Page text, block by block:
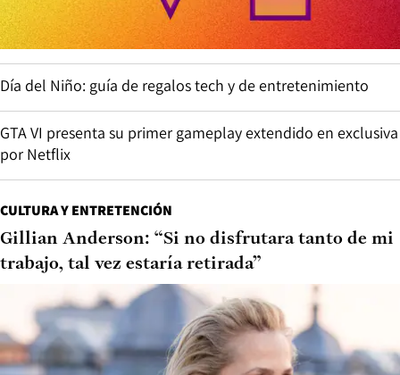
Día del Niño: guía de regalos tech y de entretenimiento
GTA VI presenta su primer gameplay extendido en exclusiva
por Netflix
CULTURA Y ENTRETENCIÓN
Gillian Anderson: “Si no disfrutara tanto de mi
trabajo, tal vez estaría retirada”